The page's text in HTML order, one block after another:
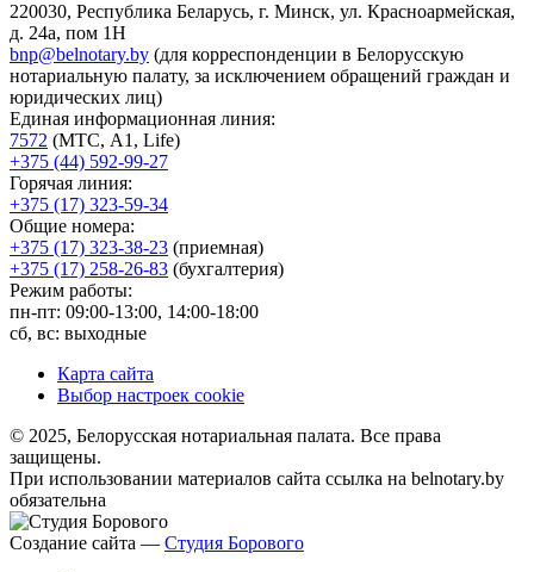
220030, Республика Беларусь, г. Минск, ул. Красноармейская,
д. 24а, пом 1Н
bnp@belnotary.by (для корреспонденции в Белорусскую
нотариальную палату, за исключением обращений граждан и
юридических лиц)
Единая информационная линия:
7572 (МТС, A1, Life)
+375 (44) 592-99-27
Горячая линия:
+375 (17) 323-59-34
Общие номера:
+375 (17) 323-38-23 (приемная)
+375 (17) 258-26-83 (бухгалтерия)
Режим работы:
пн-пт: 09:00-13:00, 14:00-18:00
сб, вс: выходные
Карта сайта
Выбор настроек cookie
© 2025, Белорусская нотариальная палата. Все права
защищены.
При использовании материалов сайта ссылка на belnotary.by
обязательна
Создание сайта — Студия Борового